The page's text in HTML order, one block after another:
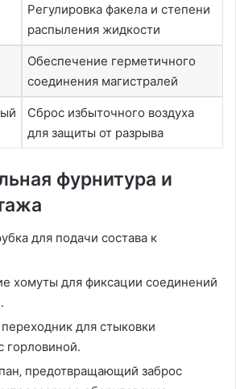
Регулировка факела и степени
распыления жидкости
Обеспечение герметичного
соединения магистралей
Сброс избыточного воздуха
для защиты от разрыва
фурнитура и
для подачи состава к
хомуты для фиксации соединений
для стыковки
горловиной․
предотвращающий заброс